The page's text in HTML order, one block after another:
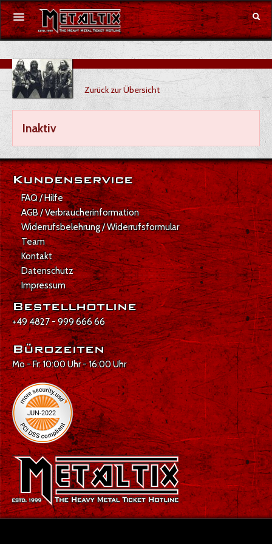
Konzerte
Festivals
Gutschein
Merchandise
DE|EN
Anmelden
Zurück zur Übersicht
Inaktiv
Kundenservice
FAQ / Hilfe
AGB / Verbraucherinformation
Widerrufsbelehrung / Widerrufsformular
Team
Kontakt
Datenschutz
Impressum
Bestellhotline
+49 4827 - 999 666 66
Bürozeiten
Mo - Fr: 10:00 Uhr - 16:00 Uhr